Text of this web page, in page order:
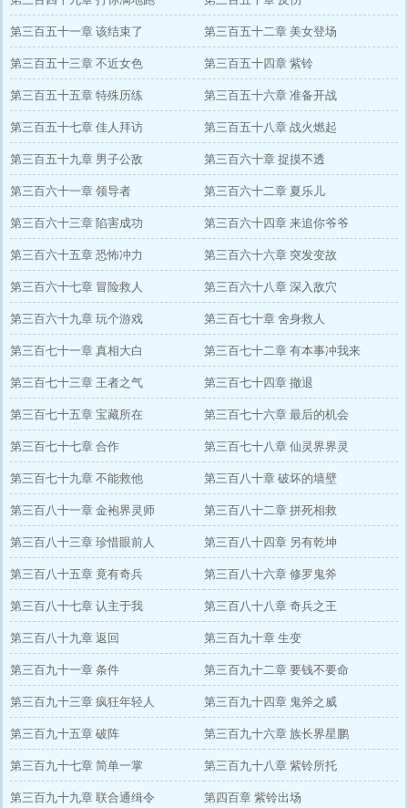
第三百五十一章 该结束了 第三百五十二章 美女登场
第三百五十三章 不近女色 第三百五十四章 紫铃
第三百五十五章 特殊历练 第三百五十六章 准备开战
第三百五十七章 佳人拜访 第三百五十八章 战火燃起
第三百五十九章 男子公敌 第三百六十章 捉摸不透
第三百六十一章 领导者 第三百六十二章 夏乐儿
第三百六十三章 陷害成功 第三百六十四章 来追你爷爷
第三百六十五章 恐怖冲力 第三百六十六章 突发变故
第三百六十七章 冒险救人 第三百六十八章 深入敌穴
第三百六十九章 玩个游戏 第三百七十章 舍身救人
第三百七十一章 真相大白 第三百七十二章 有本事冲我来
第三百七十三章 王者之气 第三百七十四章 撤退
第三百七十五章 宝藏所在 第三百七十六章 最后的机会
第三百七十七章 合作 第三百七十八章 仙灵界界灵
第三百七十九章 不能救他 第三百八十章 破坏的墙壁
第三百八十一章 金袍界灵师 第三百八十二章 拼死相救
第三百八十三章 珍惜眼前人 第三百八十四章 另有乾坤
第三百八十五章 竟有奇兵 第三百八十六章 修罗鬼斧
第三百八十七章 认主于我 第三百八十八章 奇兵之王
第三百八十九章 返回 第三百九十章 生变
第三百九十一章 条件 第三百九十二章 要钱不要命
第三百九十三章 疯狂年轻人 第三百九十四章 鬼斧之威
第三百九十五章 破阵 第三百九十六章 族长界星鹏
第三百九十七章 简单一掌 第三百九十八章 紫铃所托
第三百九十九章 联合通缉令 第四百章 紫铃出场